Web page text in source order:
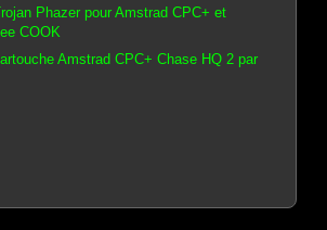
Phazer pour Amstrad CPC+ et
COOK
Amstrad CPC+ Chase HQ 2 par